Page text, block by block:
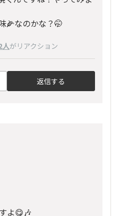
🌽なのかな？🤭
人がリアクション
返信する
よ😋🎶